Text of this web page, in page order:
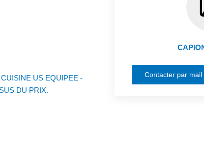
US EQUIPEE -
DU PRIX.
Contacter par mail